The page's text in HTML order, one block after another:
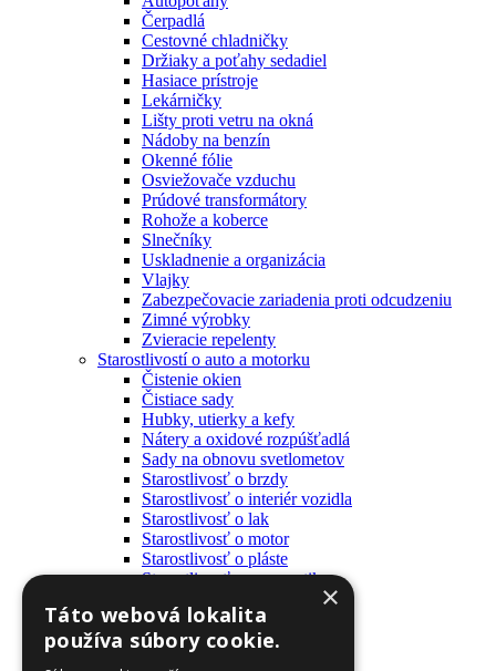
Čerpadlá
Cestovné chladničky
Držiaky a poťahy sedadiel
Hasiace prístroje
Lekárničky
Lišty proti vetru na okná
Nádoby na benzín
Okenné fólie
Osviežovače vzduchu
Prúdové transformátory
Rohože a koberce
Slnečníky
Uskladnenie a organizácia
Vlajky
Zabezpečovacie zariadenia proti odcudzeniu
Zimné výrobky
Zvieracie repelenty
Starostlivostí o auto a motorku
Čistenie okien
Čistiace sady
Hubky, utierky a kefy
Nátery a oxidové rozpúšťadlá
Sady na obnovu svetlometov
Starostlivosť o brzdy
Starostlivosť o interiér vozidla
Starostlivosť o lak
Starostlivosť o motor
Starostlivosť o pláste
Starostlivosť o pneumatiky
Batohy a tašky
Kľúčenky
Oblečenie
×
Táto webová lokalita
používa súbory cookie.